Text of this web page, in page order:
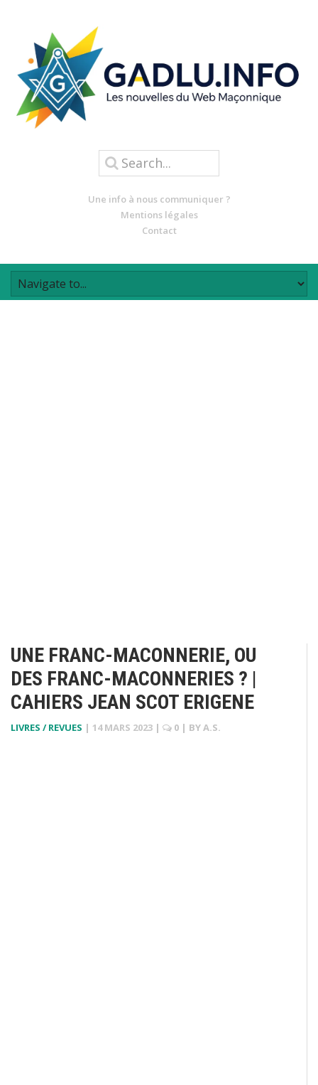
Une info à nous communiquer ?
Mentions légales
Contact
UNE FRANC-MACONNERIE, OU
DES FRANC-MACONNERIES ? |
CAHIERS JEAN SCOT ERIGENE
LIVRES / REVUES | 14 MARS 2023 | 0 | BYA.S.